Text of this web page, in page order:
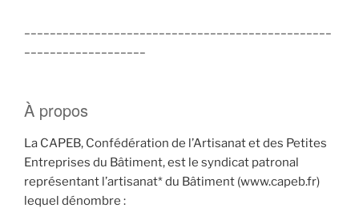
À propos
La CAPEB, Confédération de l’Artisanat et des Petites
Entreprises du Bâtiment, est le syndicat patronal
représentant l’artisanat* du Bâtiment (www.capeb.fr)
lequel dénombre :